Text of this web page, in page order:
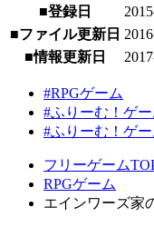
■登録日
■ファイル更新日
■情報更新日
#RPGゲーム
#ふりーむ！ゲ
#ふりーむ！ゲ
フリーゲーム
RPGゲーム
エインワーズ家